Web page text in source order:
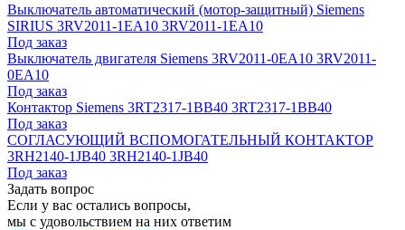
Выключатель автоматический (мотор-защитный) Siemens
SIRIUS 3RV2011-1EA10 3RV2011-1EA10
Под заказ
Выключатель двигателя Siemens 3RV2011-0EA10 3RV2011-
0EA10
Под заказ
Контактор Siemens 3RT2317-1BB40 3RT2317-1BB40
Под заказ
СОГЛАСУЮЩИЙ ВСПОМОГАТЕЛЬНЫЙ КОНТАКТОР
3RH2140-1JB40 3RH2140-1JB40
Под заказ
Задать вопрос
Если у вас остались вопросы,
мы с удовольствием на них ответим